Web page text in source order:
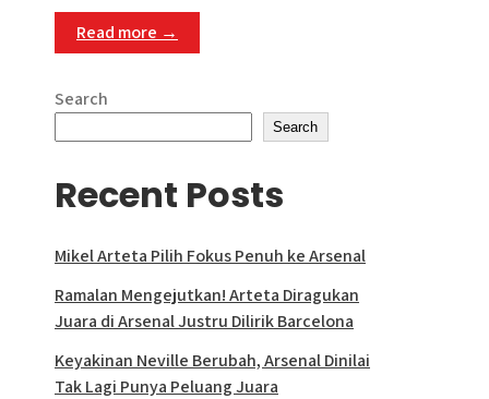
Read more →
Search
Search
Recent Posts
Mikel Arteta Pilih Fokus Penuh ke Arsenal
Ramalan Mengejutkan! Arteta Diragukan
Juara di Arsenal Justru Dilirik Barcelona
Keyakinan Neville Berubah, Arsenal Dinilai
Tak Lagi Punya Peluang Juara